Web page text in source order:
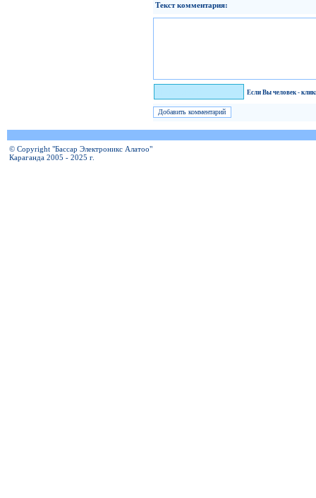
Текст комментария:
Если Вы человек -
© Copyright "Бассар Электроникс Алатоо"
Караганда 2005 - 2025 г.